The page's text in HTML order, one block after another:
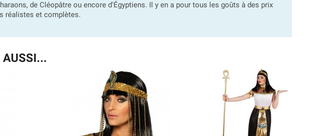
de Cléopâtre ou encore d'Égyptiens. Il y en a pour tous les goûts à des prix
réalistes et complètes.
AUSSI...